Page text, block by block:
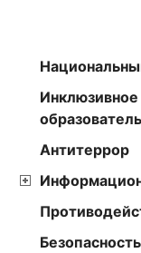
Антитеррор
Безопасность